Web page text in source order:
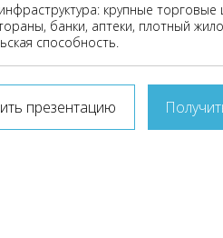
крупные
банки, аптеки, плотный
способность.
презентацию